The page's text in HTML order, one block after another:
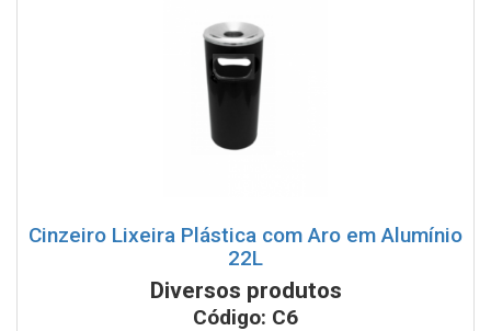
Cinzeiro Lixeira Plástica com Aro em Alumínio
22L
Diversos produtos
Código: C6